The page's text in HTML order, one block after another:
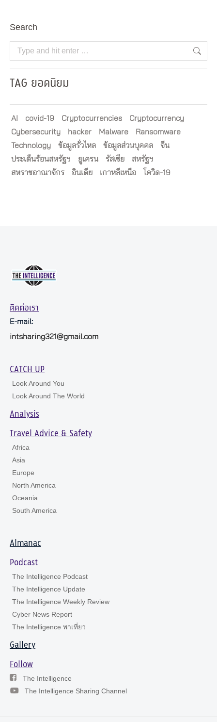
Search
Search:
TAG ยอดนิยม
AI covid-19 Cryptocurrencies
Cryptocurrency
Cybersecurity
hacker Malware
Ransomware
Technology
ข้อมูลรั่วไหล ข้อมูลส่วนบุคคล
จีน
ประเด็นร้อนสหรัฐฯ
ยูเครน รัสเซีย
สหรัฐฯ
สหราชอาณาจักร
อินเดีย เกาหลีเหนือ โควิด-19
ติดต่อเรา
E-mail:
intsharing321@gmail.com
CATCH UP
Look Around You
Look Around The World
Analysis
Travel Advice & Safety
Africa
Asia
Europe
North America
Oceania
South America
Almanac
Podcast
The Intelligence Podcast
The Intelligence Update
The Intelligence Weekly Review
Cyber News Report
The Intelligence พาเที่ยว
Gallery
Follow
The Intelligence
The Intelligence Sharing Channel